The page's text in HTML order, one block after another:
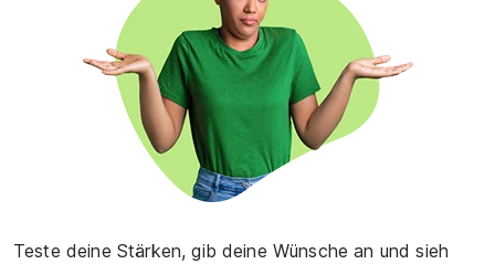
Teste deine Stärken, gib deine Wünsche an und sieh